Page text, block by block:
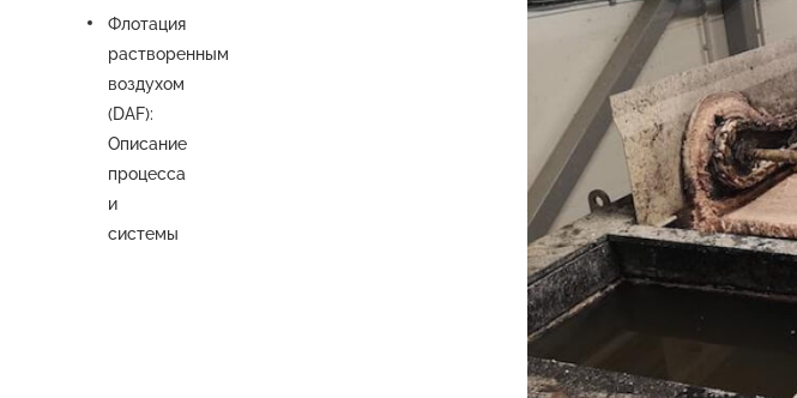
Флотация
растворенным
воздухом
(DAF):
Описание
процесса
и
системы